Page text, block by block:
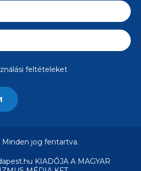
feltételeket
Minden jog fentartva.
KIADÓJA A MAGYAR